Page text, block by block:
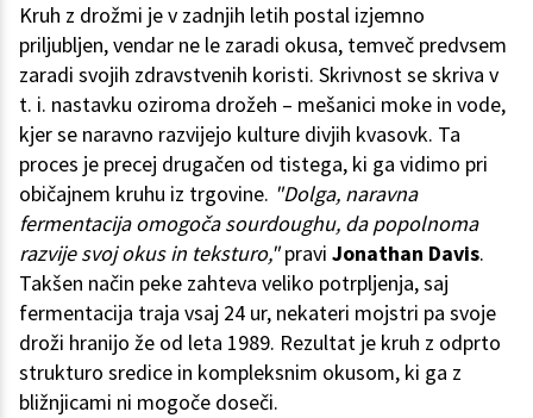
Kruh z drožmi je v zadnjih letih postal izjemno
priljubljen, vendar ne le zaradi okusa, temveč predvsem
zaradi svojih zdravstvenih koristi. Skrivnost se skriva v
t. i. nastavku oziroma drožeh – mešanici moke in vode,
kjer se naravno razvijejo kulture divjih kvasovk. Ta
proces je precej drugačen od tistega, ki ga vidimo pri
običajnem kruhu iz trgovine. "Dolga, naravna
fermentacija omogoča sourdoughu, da popolnoma
razvije svoj okus in teksturo,"pravi Jonathan Davis.
Takšen način peke zahteva veliko potrpljenja, saj
fermentacija traja vsaj 24 ur, nekateri mojstri pa svoje
droži hranijo že od leta 1989. Rezultat je kruh z odprto
strukturo sredice in kompleksnim okusom, ki ga z
bližnjicami ni mogoče doseči.